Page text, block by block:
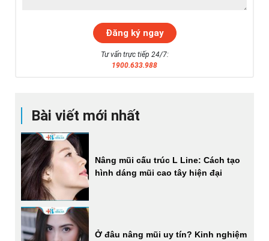
Bài viết mới nhất
Nâng mũi cấu trúc L Line: Cách tạo
hình dáng mũi cao tây hiện đại
Ở đâu nâng mũi uy tín? Kinh nghiệm
Tư vấn trực tiếp 24/7:
1900.633.988